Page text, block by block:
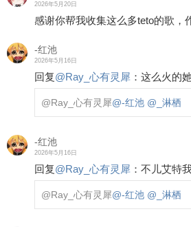
2026年5月20日
感谢你帮我收集这么多teto的歌，
-红池
2026年5月16日
回复@Ray_心有灵犀 ： 这么火的
@Ray_心有灵犀@-红池 @_淋栖
-红池
2026年5月16日
回复@Ray_心有灵犀 ： 不儿艾特
@Ray_心有灵犀@-红池 @_淋栖